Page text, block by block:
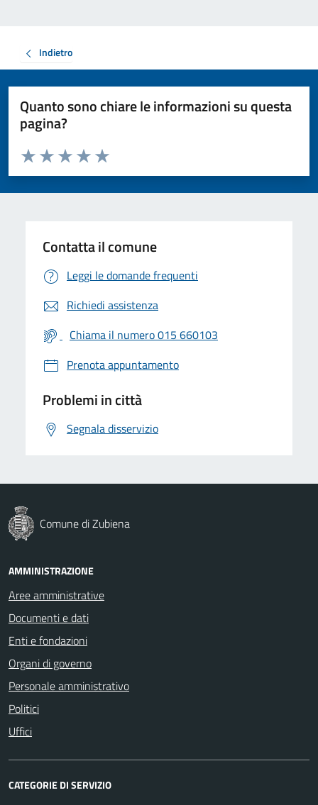
Indietro
Quanto sono chiare le informazioni su questa
pagina?
Valuta da 1 a 5 stelle la pagina
Valuta 5 stelle su 5
Valuta 4 stelle su 5
Valuta 3 stelle su 5
Valuta 2 stelle su 5
Valuta 1 stelle su 5
Contatta il comune
Leggi le domande frequenti
Richiedi assistenza
Chiama il numero 015 660103
Prenota appuntamento
Problemi in città
Segnala disservizio
Comune di Zubiena
AMMINISTRAZIONE
Aree amministrative
Documenti e dati
Enti e fondazioni
Organi di governo
Personale amministrativo
Politici
Uffici
CATEGORIE DI SERVIZIO